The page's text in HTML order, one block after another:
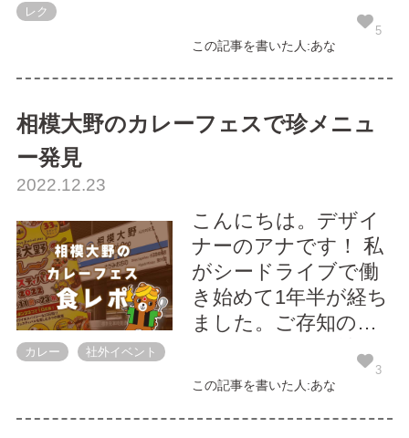
レク
議をしています。会
議後は社員の交流を
兼ねる目的でレクリ
エーションを行って
いて、レクリエーシ
テニスやキックボク
シング、トランポリ
ンなどのス...
この記事を書いた人:あな
5
カレー 社外イベント
相模大野のカレーフェスで珍メニュ
ー発見
2022.12.23
こんにちは。デザイ
ナーのアナです！ 私
がシードライブで働
き始めて1年半が経ち
ました。ご存知の通
りカレー好きの社員
が集まっている会社
なので、私も自然と
カレーに対して興味
この記事を書いた人:あな
3